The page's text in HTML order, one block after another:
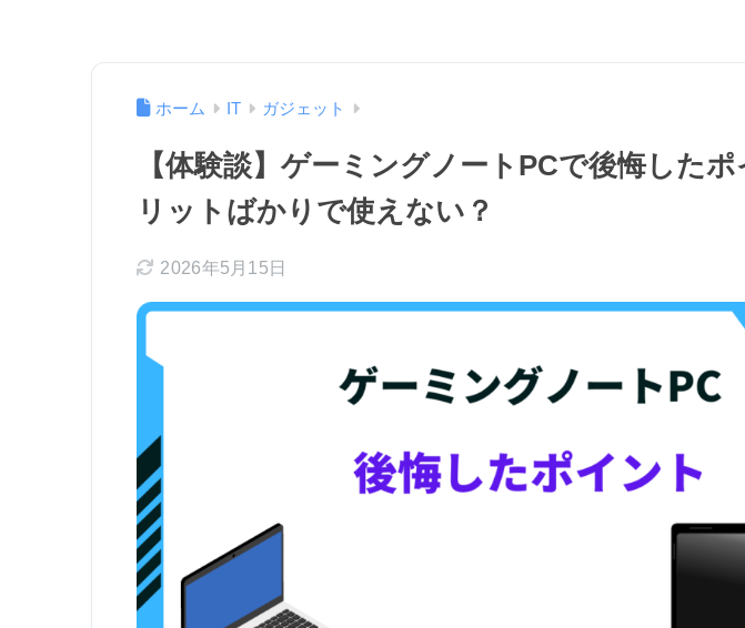
ホーム IT ガジェット
【体験談】ゲーミングノートPCで後悔した
リットばかりで使えない？
2026年5月15日